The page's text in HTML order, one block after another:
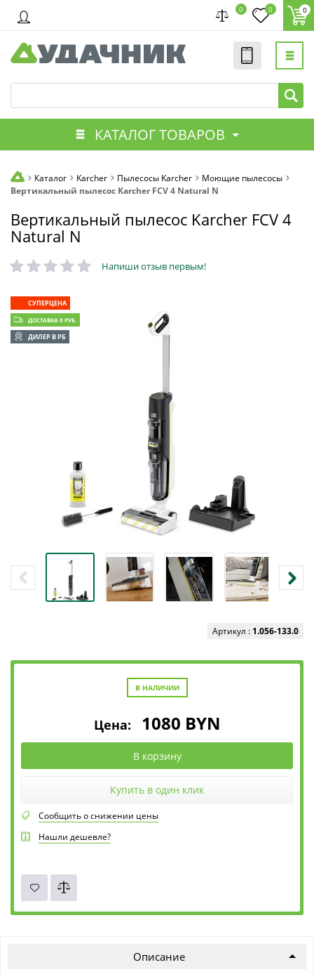
0 0 0
КАТАЛОГ ТОВАРОВ
Каталог Karcher Пылесосы Karcher
Моющие пылесосы
Вертикальный пылесос Karcher FCV 4 Natural N
Вертикальный пылесос Karcher FCV 4
Natural N
Напиши отзыв первым!
СУПЕРЦЕНА
ДОСТАВКА 0 РУБ.
ДИЛЕР В РБ
Артикул : 1.056-133.0
В НАЛИЧИИ
Цена: 1080 BYN
В корзину
Купить в один клик
Сообщить о снижении цены
Нашли дешевле?
Описание